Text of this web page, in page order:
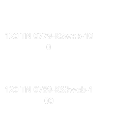
120 TN 0779-KSweb-10
0
120 TN 0789-KS3web-1
00